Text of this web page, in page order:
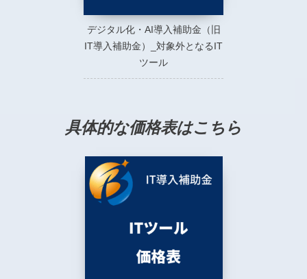
デジタル化・AI導入補助金（旧
IT導入補助金）_対象外となるIT
ツール
具体的な価格表はこちら